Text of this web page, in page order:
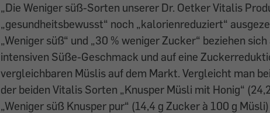
„Die Weniger süß-Sorten unserer Dr. Oetker Vitalis
„gesundheitsbewusst“ noch „kalorienreduziert“
„Weniger süß“ und „30 % weniger Zucker“ beziehen
intensiven Süße-Geschmack und auf eine
vergleichbaren Müslis auf dem Markt. Vergleicht man
der beiden Vitalis Sorten „Knusper Müsli mit Honig“
„Weniger süß Knusper pur“ (14,4 g Zucker à 100 g